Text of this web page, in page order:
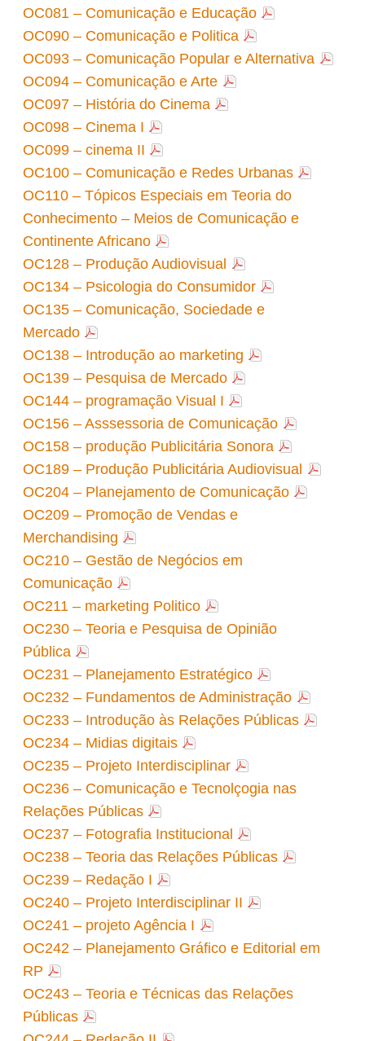
OC081 – Comunicação e Educação
OC090 – Comunicação e Politica
OC093 – Comunicação Popular e Alternativa
OC094 – Comunicação e Arte
OC097 – História do Cinema
OC098 – Cinema I
OC099 – cinema II
OC100 – Comunicação e Redes Urbanas
OC110 – Tópicos Especiais em Teoria do
Conhecimento – Meios de Comunicação e
Continente Africano
OC128 – Produção Audiovisual
OC134 – Psicologia do Consumidor
OC135 – Comunicação, Sociedade e
Mercado
OC138 – Introdução ao marketing
OC139 – Pesquisa de Mercado
OC144 – programação Visual I
OC156 – Asssessoria de Comunicação
OC158 – produção Publicitária Sonora
OC189 – Produção Publicitária Audiovisual
OC204 – Planejamento de Comunicação
OC209 – Promoção de Vendas e
Merchandising
OC210 – Gestão de Negócios em
Comunicação
OC211 – marketing Politico
OC230 – Teoria e Pesquisa de Opinião
Pública
OC231 – Planejamento Estratégico
OC232 – Fundamentos de Administração
OC233 – Introdução às Relações Públicas
OC234 – Midias digitais
OC235 – Projeto Interdisciplinar
OC236 – Comunicação e Tecnolçogia nas
Relações Públicas
OC237 – Fotografia Institucional
OC238 – Teoria das Relações Públicas
OC239 – Redação I
OC240 – Projeto Interdisciplinar II
OC241 – projeto Agência I
OC242 – Planejamento Gráfico e Editorial em
RP
OC243 – Teoria e Técnicas das Relações
Públicas